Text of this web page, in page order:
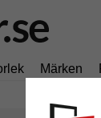
Märken